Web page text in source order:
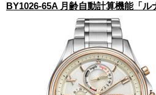
BY1026-65A 月齢自動計算機能「